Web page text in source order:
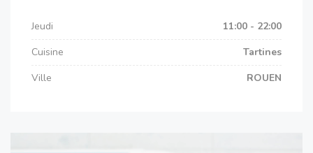
Jeudi
11:00 - 22:00
Cuisine
Tartines
Ville
ROUEN